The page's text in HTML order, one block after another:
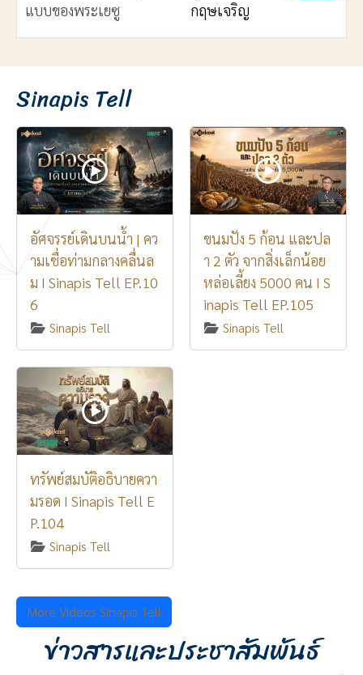
แบบของพระเยซู
กฤษเจริญ
Sinapis Tell
อัศจรรย์เดินบนน้ำ | คว
ามเชื่อท่ามกลางคลื่นล
ม I Sinapis Tell EP.10
6
Sinapis Tell
ขนมปัง 5 ก้อน และปล
า 2 ตัว จากสิ่งเล็กน้อย
หล่อเลี้ยง 5000 คน I S
inapis Tell EP.105
Sinapis Tell
ทรัพย์สมบัติอธิบายควา
มรอด I Sinapis Tell E
P.104
Sinapis Tell
More Videos Sinapis Tell
ข่าวสารและประชาสัมพันธ์